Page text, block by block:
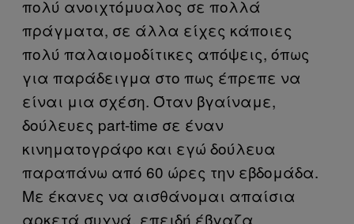
πολύ ανοιχτόμυαλος σε πολλά
πράγματα, σε άλλα είχες κάποιες
πολύ παλαιομοδίτικες απόψεις, όπως
για παράδειγμα στο πως έπρεπε να
είναι μια σχέση. Όταν βγαίναμε,
δούλευες part-time σε έναν
κινηματογράφο και εγώ δούλευα
παραπάνω από 60 ώρες την εβδομάδα.
Με έκανες να αισθάνομαι απαίσια
αρκετά συχνά, επειδή έβγαζα